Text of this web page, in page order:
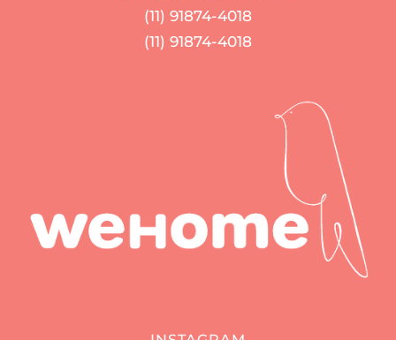
(11) 91874-4018
(11) 91874-4018